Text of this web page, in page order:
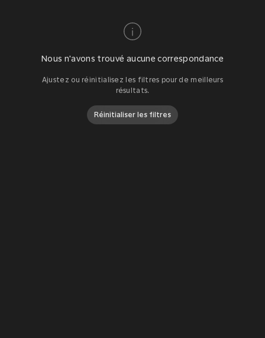
Nous n'avons trouvé aucune correspondance
Ajustez ou réinitialisez les filtres pour de meilleurs
résultats.
Réinitialiser les filtres